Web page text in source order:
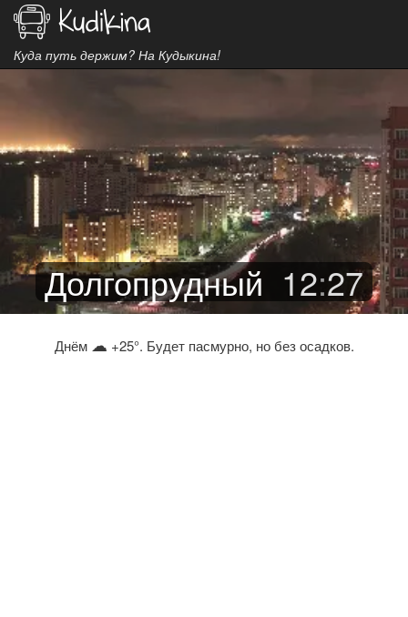
Куда путь держим? На Кудыкина!
Долгопрудный 12:27
Днём ☁ +25°. Будет пасмурно, но без осадков.